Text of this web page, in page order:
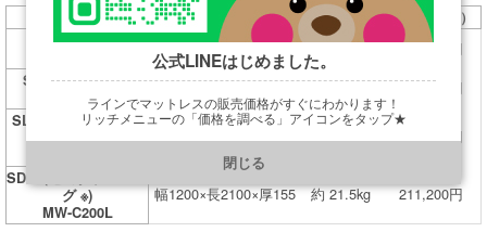
マットレスサイズ 重量
定価（税込）
S（シングル)
幅970×長1950×厚155 約 17.5kg 158,400円
SD（セミダブル)
MW-C200N
幅1200×長1950×厚155 約 20kg 198,000円
SL（シングルロング
※)
幅1000×長2100×厚155 約 19kg 171,600円
SDL（セミダブルロン
グ ※)
MW-C200L
幅1200×長2100×厚155 約 21.5kg 211,200円
公式LINEはじめました。
ラインでマットレスの販売価格がすぐにわかります！
リッチメニューの「価格を調べる」アイコンをタップ★
https://line.me/R/ti/p/@901ptzjz
閉じる